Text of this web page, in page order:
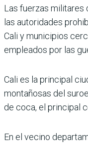
Las fuerzas militares
las autoridades
Cali y municipios
empleados por las
Cali es la principal
montañosas del
de coca, el principal
En el vecino